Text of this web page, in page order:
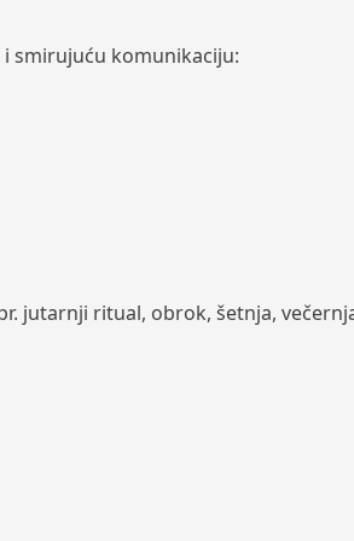
smirujuću komunikaciju:
jutarnji ritual, obrok, šetnja,